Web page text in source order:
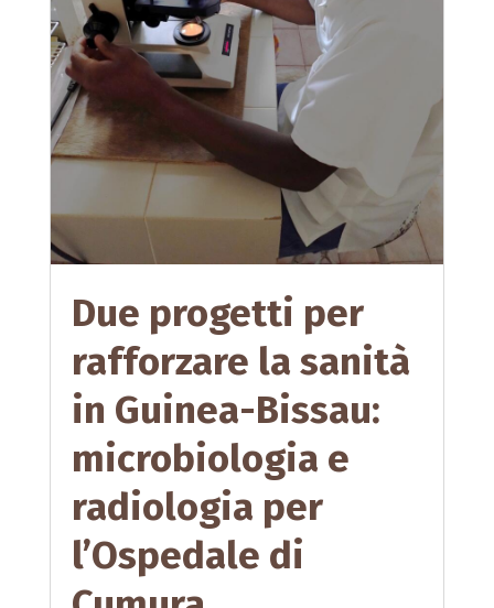
Due progetti per
rafforzare la sanità
in Guinea-Bissau:
microbiologia e
radiologia per
l’Ospedale di